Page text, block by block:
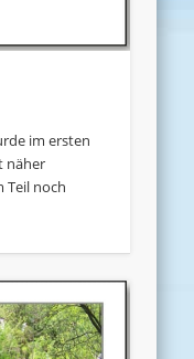
im ersten
näher
Teil noch